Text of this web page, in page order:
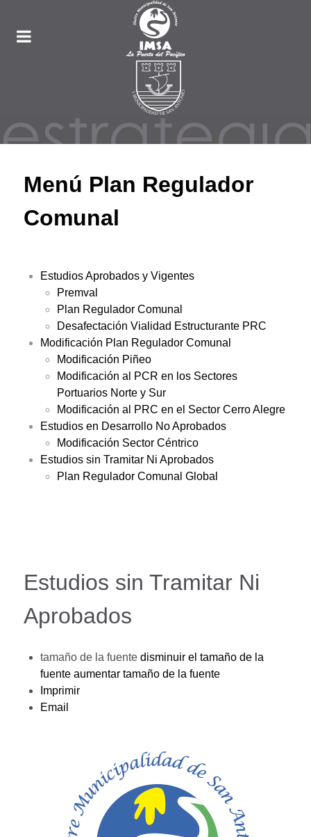
Menú Plan Regulador
Comunal
Estudios Aprobados y Vigentes
Premval
Plan Regulador Comunal
Desafectación Vialidad Estructurante PRC
Modificación Plan Regulador Comunal
Modificación Piñeo
Modificación al PCR en los Sectores
Portuarios Norte y Sur
Modificación al PRC en el Sector Cerro Alegre
Estudios en Desarrollo No Aprobados
Modificación Sector Céntrico
Estudios sin Tramitar Ni Aprobados
Plan Regulador Comunal Global
Estudios sin Tramitar Ni
Aprobados
tamaño de la fuente disminuir el tamaño de la
fuente aumentar tamaño de la fuente
Imprimir
Email